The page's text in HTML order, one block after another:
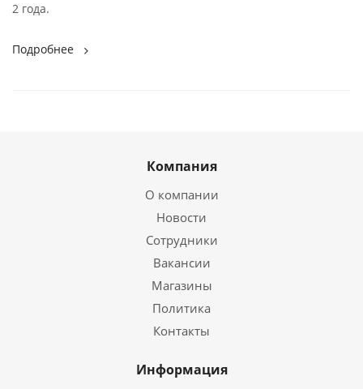
2 года.
Подробнее
Компания
О компании
Новости
Сотрудники
Вакансии
Магазины
Политика
Контакты
Информация